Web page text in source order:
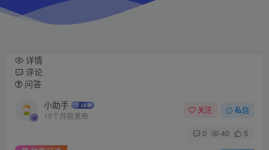
详情
评论
问答
小助手
10个月前发布
关注 私信
0 40
5